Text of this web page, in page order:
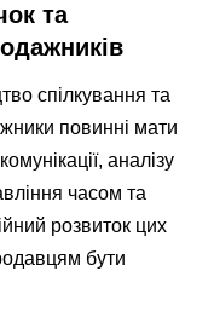
та
спілкування та
повинні мати
аналізу
часом та
розвиток цих
бути